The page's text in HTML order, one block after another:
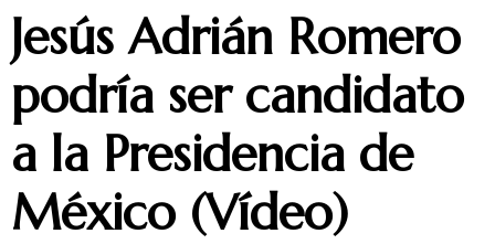
Jesús Adrián Romero
podría ser candidato
a la Presidencia de
México (Vídeo)